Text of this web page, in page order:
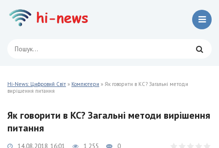
Hi-News: Цифровий Світ » Компютери » Як говорити в КС? Загальні методи
вирішення питання
Як говорити в КС? Загальні методи вирішення
питання
14.08.2018, 16:01 1 255 0